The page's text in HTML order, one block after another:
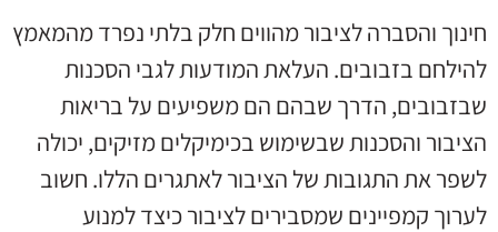
חינוך והסברה לציבור מהווים חלק בלתי נפרד מהמאמץ
להילחם בזבובים. העלאת המודעות לגבי הסכנות
שבזבובים, הדרך שבהם הם משפיעים על בריאות
הציבור והסכנות שבשימוש בכימיקלים מזיקים, יכולה
לשפר את התגובות של הציבור לאתגרים הללו. חשוב
לערוך קמפיינים שמסבירים לציבור כיצד למנוע